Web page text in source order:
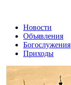
Новости
Объявления
Богослужения
Приходы